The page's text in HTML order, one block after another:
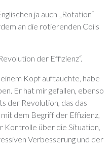
ja auch „Rotation“
an die rotierenden Coils
der Effizienz“.
Kopf auftauchte, habe
Er hat mir gefallen, ebenso
der Revolution, das das
dem Begriff der Effizienz,
Kontrolle über die Situation,
Verbesserung und der